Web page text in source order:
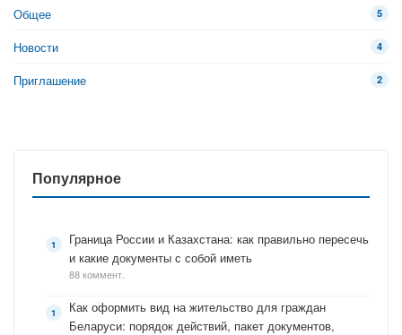
Общее 5
Новости 4
Приглашение 2
Популярное
Граница России и Казахстана: как правильно пересечь
и какие документы с собой иметь
88 коммент.
Как оформить вид на жительство для граждан
Беларуси: порядок действий, пакет документов,